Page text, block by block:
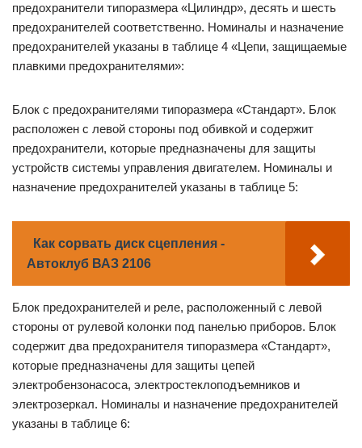
предохранители типоразмера «Цилиндр», десять и шесть
предохранителей соответственно. Номиналы и назначение
предохранителей указаны в таблице 4 «Цепи, защищаемые
плавкими предохранителями»:
Блок с предохранителями типоразмера «Стандарт». Блок
расположен с левой стороны под обивкой и содержит
предохранители, которые предназначены для защиты
устройств системы управления двигателем. Номиналы и
назначение предохранителей указаны в таблице 5:
Как сорвать диск сцепления -
Автоклуб ВАЗ 2106
Блок предохранителей и реле, расположенный с левой
стороны от рулевой колонки под панелью приборов. Блок
содержит два предохранителя типоразмера «Стандарт»,
которые предназначены для защиты цепей
электробензонасоса, электростеклоподъемников и
электрозеркал. Номиналы и назначение предохранителей
указаны в таблице 6: